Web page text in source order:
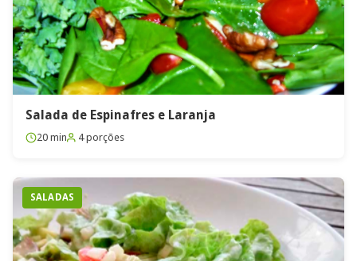
Salada de Espinafres e Laranja
20 min 4 porções
SALADAS